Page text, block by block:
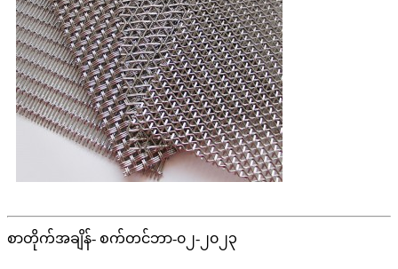
စာတိုက်အချိန်- စက်တင်ဘာ-၀၂-၂၀၂၃